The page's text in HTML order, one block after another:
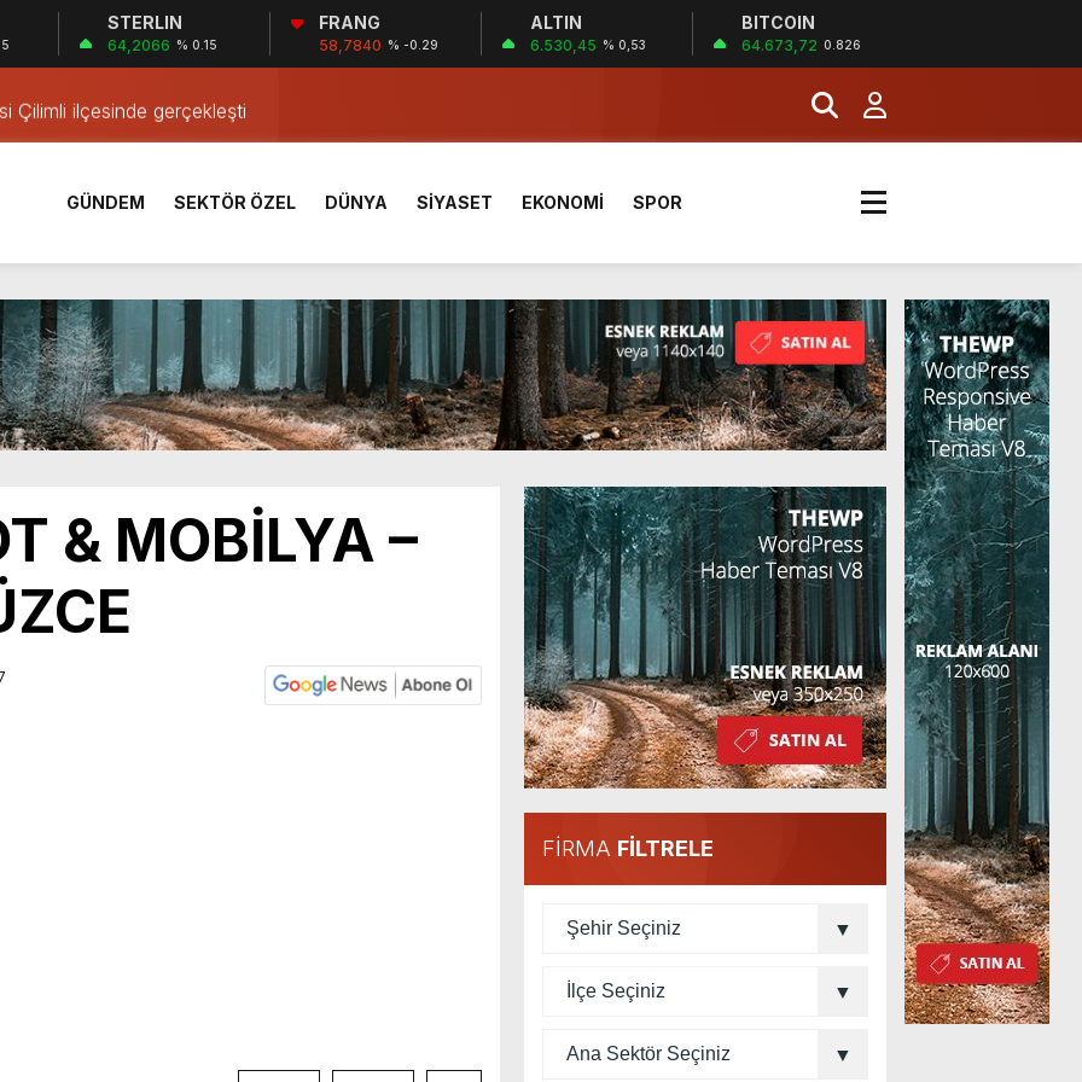
STERLIN
64,2066 % 0.15
FRANG
58,7840 % -0.29
ALTIN
6.530,45 % 0,53
BITCOIN
64.673,72 0.826
belirleyecek
Çilimli ilçesinde gerçekleşti
Coşkuyla Kutlandı
yıllık stat tarihe karışıyor
Bilir Ortaokulu’nda tanıtıldı
öncesi kampta tecrübe kazandı
3 Yaralı
Direğine Çarptı
belirleyecek
GÜNDEM SEKTÖR ÖZEL DÜNYA SİYASET EKONOMİ SPOR
& MOBİLYA –
FİRMA FİLTRELE